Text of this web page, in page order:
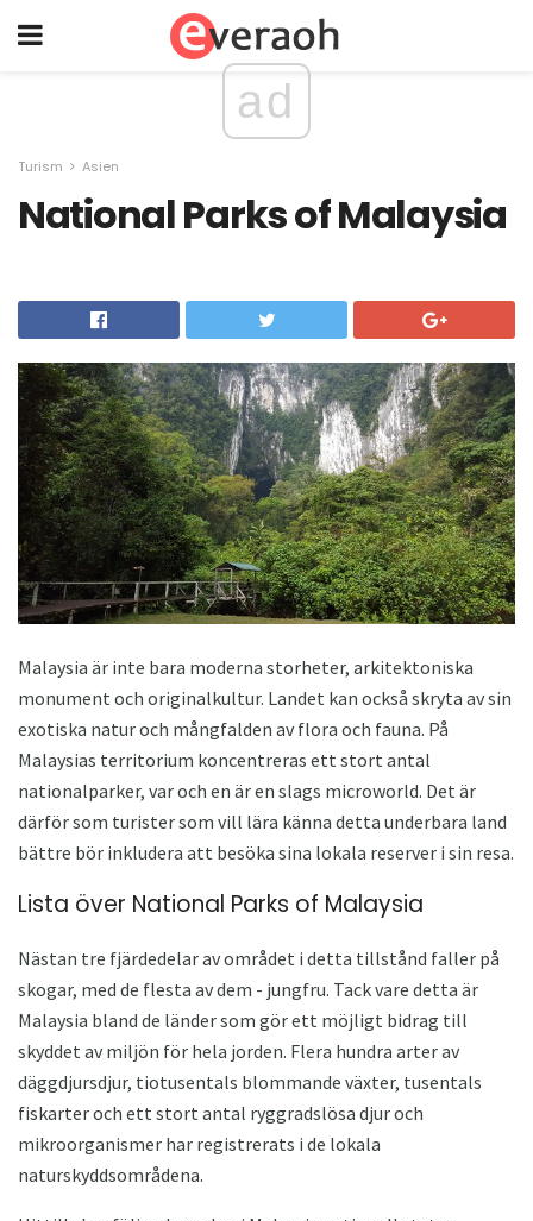
ad
Turism Asien
National Parks of Malaysia
Malaysia är inte bara moderna storheter, arkitektoniska
monument och originalkultur. Landet kan också skryta av sin
exotiska natur och mångfalden av flora och fauna. På
Malaysias territorium koncentreras ett stort antal
nationalparker, var och en är en slags microworld. Det är
därför som turister som vill lära känna detta underbara land
bättre bör inkludera att besöka sina lokala reserver i sin resa.
Lista över National Parks of Malaysia
Nästan tre fjärdedelar av området i detta tillstånd faller på
skogar, med de flesta av dem - jungfru. Tack vare detta är
Malaysia bland de länder som gör ett möjligt bidrag till
skyddet av miljön för hela jorden. Flera hundra arter av
däggdjursdjur, tiotusentals blommande växter, tusentals
fiskarter och ett stort antal ryggradslösa djur och
mikroorganismer har registrerats i de lokala
naturskyddsområdena.